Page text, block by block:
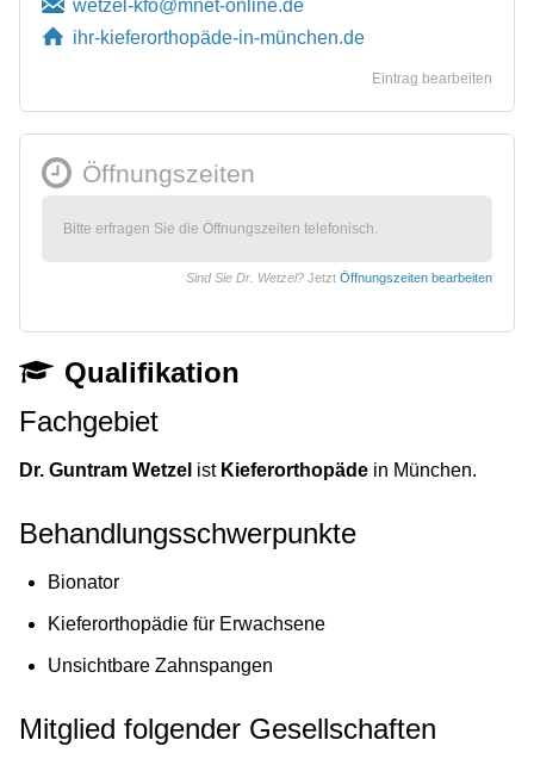
ihr-kieferorthopäde-in-münchen.de
Eintrag bearbeiten
Öffnungszeiten
Bitte erfragen Sie die Öffnungszeiten telefonisch.
Sind Sie Dr. Wetzel? Jetzt Öffnungszeiten bearbeiten
Qualifikation
Fachgebiet
Dr. Guntram Wetzel ist Kieferorthopäde in München.
Behandlungsschwerpunkte
Bionator
Kieferorthopädie für Erwachsene
Unsichtbare Zahnspangen
Mitglied folgender Gesellschaften